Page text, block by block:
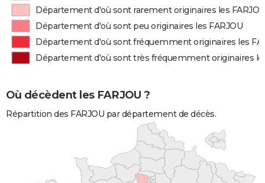
Département d'où sont rarement originaires les FARJOU
Département d'où sont peu originaires les FARJOU
Département d'où sont fréquemment originaires les
Département d'où sont très fréquemment originaires
Où décèdent les FARJOU ?
Répartition des FARJOU par département de décès.